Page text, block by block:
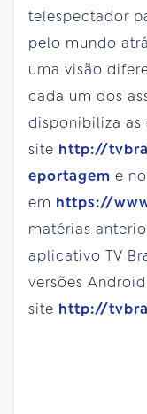
telespectador
pelo mundo
uma visão
cada um dos
disponibiliza as
site http://
eportagem e
em https://
matérias
aplicativo TV
versões
site http://